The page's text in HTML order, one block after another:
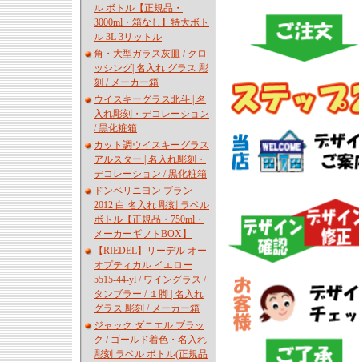
ル ボトル【正規品・
3000ml・箱なし】特大ボト
ル 3L 3リットル
角・大型ガラス灰皿 / クロ
ッシング| 名入れ グラス 彫
刻 / メーカー箱
ウイスキーグラス北斗 | 名
入れ彫刻・デコレーション
/ 黒化粧箱
カット調ウイスキーグラス
アルスター | 名入れ彫刻・
デコレーション / 黒化粧箱
ドンペリニヨン ブラン
2012 白 名入れ 彫刻 ラベル
ボトル【正規品・750ml・
メーカーギフトBOX】
【RIEDEL】リーデル オー
オプティカル イエロー
5515-44-yl / ワイングラス /
タンブラー / １脚 | 名入れ
グラス 彫刻 / メーカー箱
ジャック ダニエル ブラッ
ク / ゴールド着色・名入れ
彫刻 ラベル ボトル(正規品